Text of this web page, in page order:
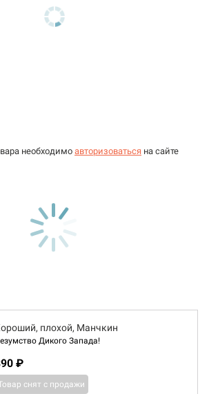
необходимо авторизоваться на сайте
плохой, Манчкин
Дикого Запада!
₽
снят с продажи